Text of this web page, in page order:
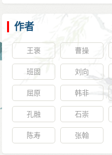
作者
王褒 曹操
班固 刘向
屈原 韩非
孔融 石崇
陈寿 张翰